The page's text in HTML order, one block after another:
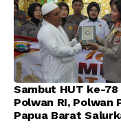
Sambut HUT ke-78
Polwan RI, Polwan
Papua Barat